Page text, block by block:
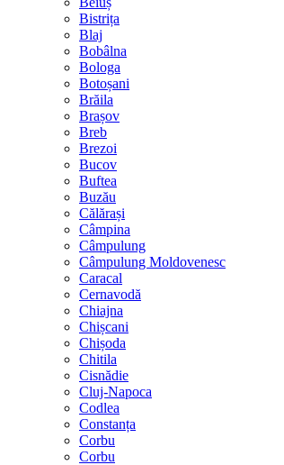
Bistrița
Blaj
Bobâlna
Bologa
Botoșani
Brăila
Brașov
Breb
Brezoi
Bucov
Buftea
Buzău
Călărași
Câmpina
Câmpulung
Câmpulung Moldovenesc
Caracal
Cernavodă
Chiajna
Chișcani
Chișoda
Chitila
Cisnădie
Cluj-Napoca
Codlea
Constanța
Corbu
Corbu